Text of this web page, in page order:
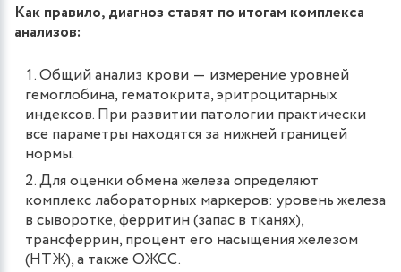
Как правило, диагноз ставят по итогам комплекса
анализов:
Общий анализ крови ― измерение уровней
гемоглобина, гематокрита, эритроцитарных
индексов. При развитии патологии практически
все параметры находятся за нижней границей
нормы.
Для оценки обмена железа определяют
комплекс лабораторных маркеров: уровень железа
в сыворотке, ферритин (запас в тканях),
трансферрин, процент его насыщения железом
(НТЖ), а также ОЖСС.